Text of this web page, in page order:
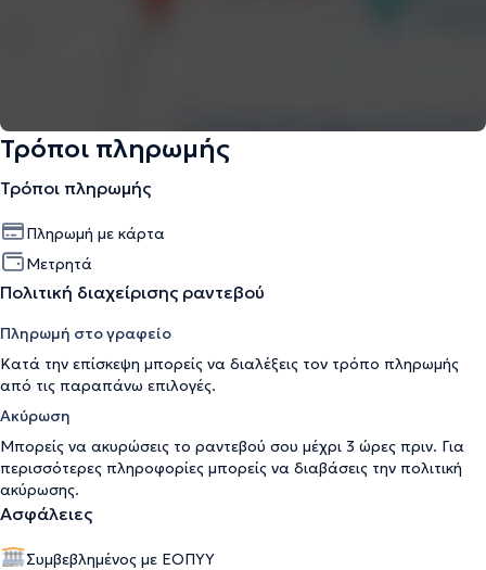
Τρόποι πληρωμής
Τρόποι πληρωμής
Πληρωμή με κάρτα
Μετρητά
Πολιτική διαχείρισης ραντεβού
Πληρωμή στο γραφείο
Κατά την επίσκεψη μπορείς να διαλέξεις τον τρόπο πληρωμής
από τις παραπάνω επιλογές.
Ακύρωση
Μπορείς να ακυρώσεις το ραντεβού σου μέχρι 3 ώρες πριν. Για
περισσότερες πληροφορίες μπορείς να διαβάσεις την πολιτική
ακύρωσης.
Ασφάλειες
Συμβεβλημένος με ΕΟΠΥΥ